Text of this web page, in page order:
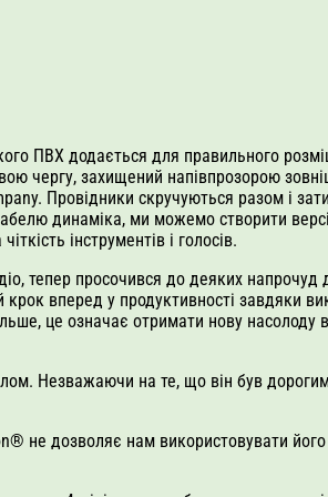
ПВХ додається для правильного
чергу, захищений напівпрозорою
Провідники скручуються разом і
динаміка, ми можемо створити
інструментів і голосів.
тепер просочився до деяких напрочуд
вперед у продуктивності завдяки
це означає отримати нову насолоду
Незважаючи на те, що він був
не дозволяє нам використовувати